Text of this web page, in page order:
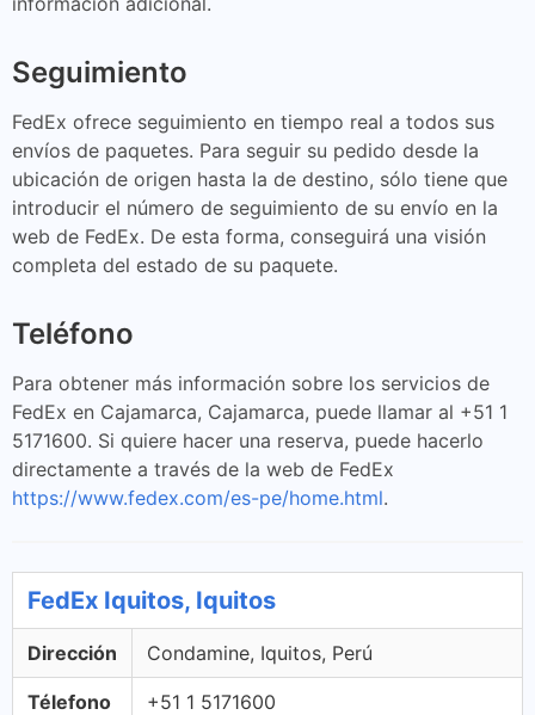
Seguimiento
FedEx ofrece seguimiento en tiempo real a todos sus
envíos de paquetes. Para seguir su pedido desde la
ubicación de origen hasta la de destino, sólo tiene que
introducir el número de seguimiento de su envío en la
web de FedEx. De esta forma, conseguirá una visión
completa del estado de su paquete.
Teléfono
Para obtener más información sobre los servicios de
FedEx en Cajamarca, Cajamarca, puede llamar al +51 1
5171600. Si quiere hacer una reserva, puede hacerlo
directamente a través de la web de FedEx
https://www.fedex.com/es-pe/home.html.
FedEx Iquitos, Iquitos
Dirección Condamine, Iquitos, Perú
Télefono +51 1 5171600